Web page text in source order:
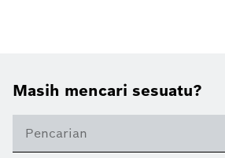
Masih mencari sesuatu?